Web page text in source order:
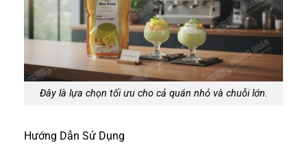
Đây là lựa chọn tối ưu cho cả quán nhỏ và chuỗi lớn.
Hướng Dẫn Sử Dụng